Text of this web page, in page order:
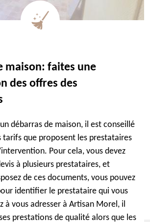
maison: faites une
des offres des
débarras de maison, il est conseillé
tarifs que proposent les prestataires
Pour cela, vous devez
à plusieurs prestataires, et
de ces documents, vous pouvez
identifier le prestataire qui vous
à vous adresser à Artisan Morel, il
prestations de qualité alors que les